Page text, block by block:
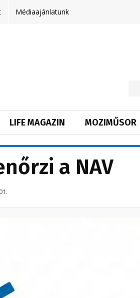
Médiaajánlatunk
LIFE MAGAZIN MOZIMŰSOR
a NAV